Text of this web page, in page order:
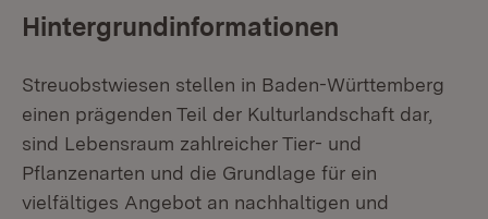
Hintergrundinformationen
Streuobstwiesen stellen in Baden-Württemberg
einen prägenden Teil der Kulturlandschaft dar,
sind Lebensraum zahlreicher Tier- und
Pflanzenarten und die Grundlage für ein
vielfältiges Angebot an nachhaltigen und